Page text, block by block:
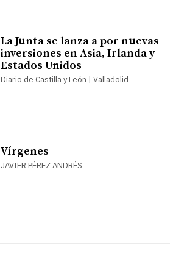
La Junta se lanza a por nuevas
inversiones en Asia, Irlanda y
Estados Unidos
Diario de Castilla y León | Valladolid
Vírgenes
JAVIER PÉREZ ANDRÉS